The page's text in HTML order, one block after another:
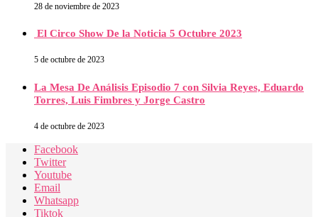
28 de noviembre de 2023
El Circo Show De la Noticia 5 Octubre 2023
5 de octubre de 2023
La Mesa De Análisis Episodio 7 con Silvia Reyes, Eduardo
Torres, Luis Fimbres y Jorge Castro
4 de octubre de 2023
Facebook
Twitter
Youtube
Email
Whatsapp
Tiktok